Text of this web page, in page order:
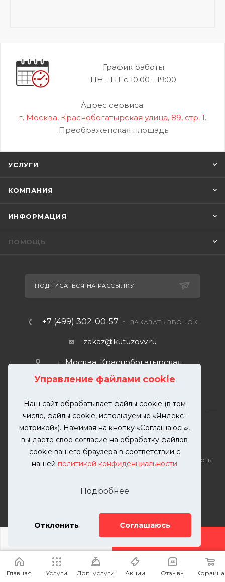
Управление файлами cookie
Наш сайт обрабатывает файлы cookie (в том
числе, файлы cookie, используемые «Яндекс-
метрикой»). Нажимая на кнопку «Соглашаюсь»,
вы даете свое согласие на обработку файлов
cookie вашего браузера в соответствии с
нашей политикой конфиденциальности
Подробнее
Отклонить Соглашаюсь
ДОБАВИТЬ УСЛУГУ
График работы
ПН - ПТ с 10:00 - 19:00
Адрес сервиса:
г. Москва, Краснобогатырская улица, 89, стр. 1.
Преображенская площадь
УСЛУГИ
КОМПАНИЯ
ИНФОРМАЦИЯ
ПОМОЩЬ
ПОДПИСАТЬСЯ НА РАССЫЛКУ
+7 (499) 302-00-57 ЗАКАЗАТЬ ЗВОНОК
zakaz@kutuzovv.ru
г. Москва, Краснобогатырская
2026 © KUTUZOVV | Кузовной ремонт и покраска
автомобилей. Вся информация на сайте – собственность
разрешения запрещена. Все права защищены.
Телефон: 8(499)-302-00-57
Главная Услуги Доп. услуги Акции Отзывы Корзина